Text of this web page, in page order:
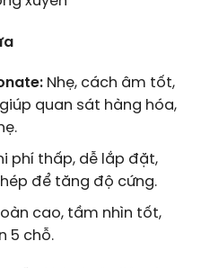
Nhẹ, cách âm tốt,
quan sát hàng hóa,
phí thấp, dễ lắp đặt,
để tăng độ cứng.
cao, tầm nhìn tốt,
5 chỗ.